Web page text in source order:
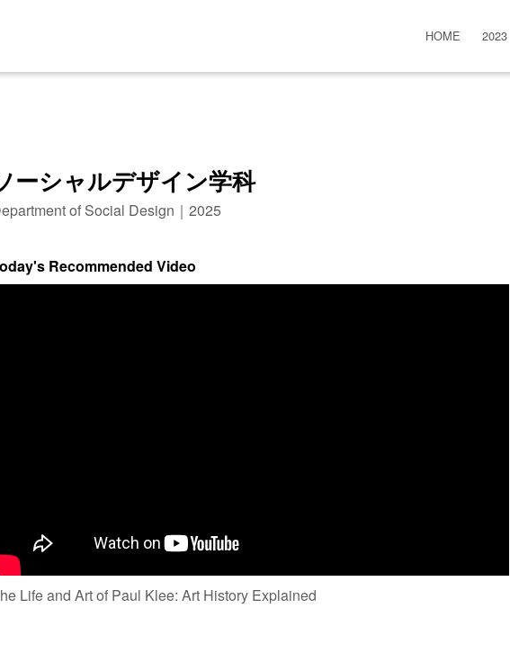
HOME 2023
ーシャルデザイン学科
of Social Design｜2025
Recommended Video
Life and Art of Paul Klee: Art History Explained